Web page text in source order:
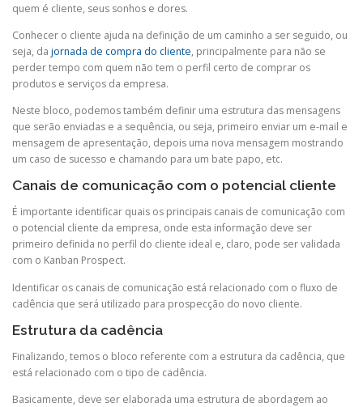
quem é cliente, seus sonhos e dores.
Conhecer o cliente ajuda na definição de um caminho a ser seguido, ou
seja, da jornada de compra do cliente, principalmente para não se
perder tempo com quem não tem o perfil certo de comprar os
produtos e serviços da empresa.
Neste bloco, podemos também definir uma estrutura das mensagens
que serão enviadas e a sequência, ou seja, primeiro enviar um e-mail e
mensagem de apresentação, depois uma nova mensagem mostrando
um caso de sucesso e chamando para um bate papo, etc.
Canais de comunicação com o potencial cliente
É importante identificar quais os principais canais de comunicação com
o potencial cliente da empresa, onde esta informação deve ser
primeiro definida no perfil do cliente ideal e, claro, pode ser validada
com o Kanban Prospect.
Identificar os canais de comunicação está relacionado com o fluxo de
cadência que será utilizado para prospecção do novo cliente.
Estrutura da cadência
Finalizando, temos o bloco referente com a estrutura da cadência, que
está relacionado com o tipo de cadência.
Basicamente, deve ser elaborada uma estrutura de abordagem ao